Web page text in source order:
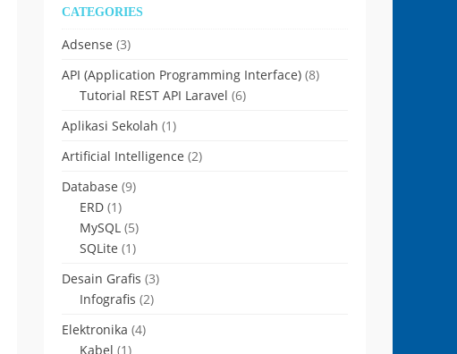
CATEGORIES
Adsense (3)
API (Application Programming Interface) (8)
Tutorial REST API Laravel (6)
Aplikasi Sekolah (1)
Artificial Intelligence (2)
Database (9)
ERD (1)
MySQL (5)
SQLite (1)
Desain Grafis (3)
Infografis (2)
Elektronika (4)
Kabel (1)